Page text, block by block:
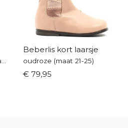
Beberlis kort laarsje
oudroze (maat 21-25)
€ 79,95